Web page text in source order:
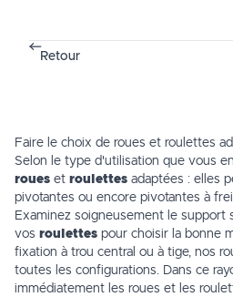
Retour
Faire le choix de roues et roulettes
Selon le type d'utilisation que vous
roues et roulettes adaptées : elles
pivotantes ou encore pivotantes à
Examinez soigneusement le support
vos roulettes pour choisir la bonne
fixation à trou central ou à tige, nos
toutes les configurations. Dans ce
immédiatement les roues et les